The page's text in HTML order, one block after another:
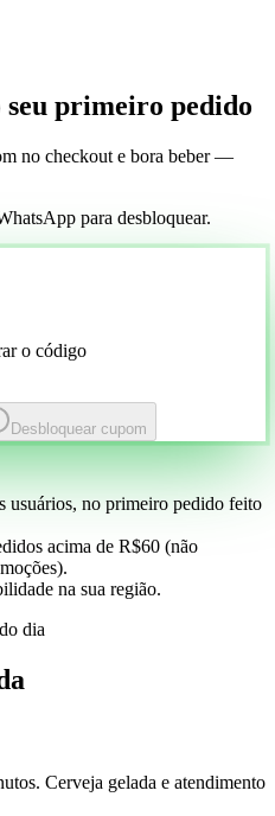
seu primeiro pedido
no checkout e bora beber —
para desbloquear.
o código
Desbloquear cupom
usuários, no primeiro pedido feito
acima de R$60 (não
na sua região.
dia
Cerveja gelada e atendimento